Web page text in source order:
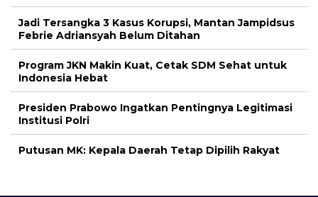
Jadi Tersangka 3 Kasus Korupsi, Mantan Jampidsus
Febrie Adriansyah Belum Ditahan
Program JKN Makin Kuat, Cetak SDM Sehat untuk
Indonesia Hebat
Presiden Prabowo Ingatkan Pentingnya Legitimasi
Institusi Polri
Putusan MK: Kepala Daerah Tetap Dipilih Rakyat